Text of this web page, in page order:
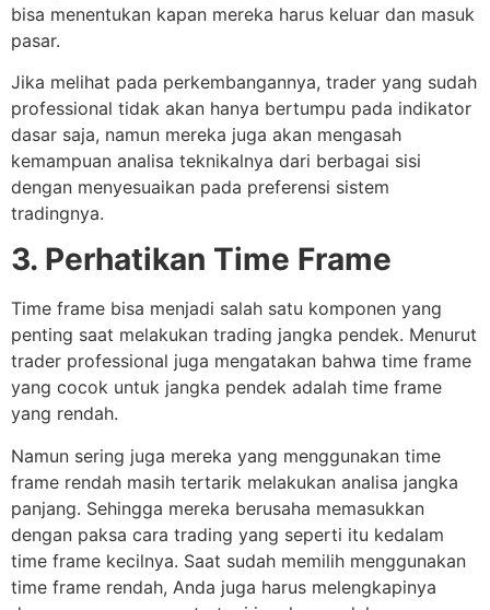
bisa menentukan kapan mereka harus keluar dan masuk
pasar.
Jika melihat pada perkembangannya, trader yang sudah
professional tidak akan hanya bertumpu pada indikator
dasar saja, namun mereka juga akan mengasah
kemampuan analisa teknikalnya dari berbagai sisi
dengan menyesuaikan pada preferensi sistem
tradingnya.
3. Perhatikan Time Frame
Time frame bisa menjadi salah satu komponen yang
penting saat melakukan trading jangka pendek. Menurut
trader professional juga mengatakan bahwa time frame
yang cocok untuk jangka pendek adalah time frame
yang rendah.
Namun sering juga mereka yang menggunakan time
frame rendah masih tertarik melakukan analisa jangka
panjang. Sehingga mereka berusaha memasukkan
dengan paksa cara trading yang seperti itu kedalam
time frame kecilnya. Saat sudah memilih menggunakan
time frame rendah, Anda juga harus melengkapinya